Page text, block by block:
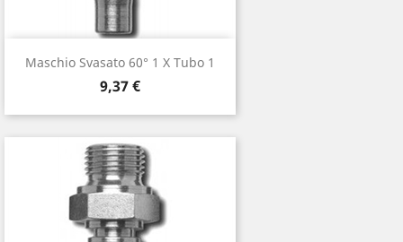
Maschio Svasato 60° 1 X Tubo 1
Prezzo
9,37 €